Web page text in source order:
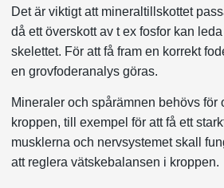
Det är viktigt att mineraltillskottet
då ett överskott av t ex fosfor kan
skelettet. För att få fram en korrekt
en grovfoderanalys göras.
Mineraler och spårämnen behövs för
kroppen, till exempel för att få ett
musklerna och nervsystemet skall
att reglera vätskebalansen i kroppen.